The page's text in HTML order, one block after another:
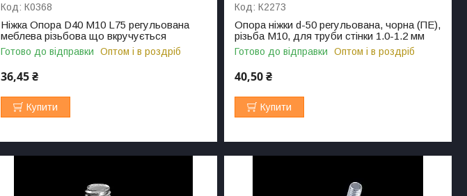
К0368
Ніжка Опора D40 M10 L75 регульована
меблева різьбова що вкручується
Готово до відправки Оптом і в роздріб
36,45 ₴
Купити
К2273
Опора ніжки d-50 регульована, чорна (ПЕ),
різьба М10, для труби стінки 1.0-1.2 мм
Готово до відправки Оптом і в роздріб
40,50 ₴
Купити